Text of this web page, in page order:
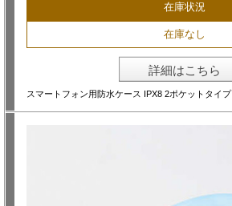
在庫状況
在庫なし
詳細はこちら
スマートフォン用防水ケース IPX8 2ポケットタイプ